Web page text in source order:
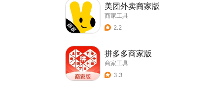
美团外卖商家版
商家工具
2.2
拼多多商家版
商家工具
3.3